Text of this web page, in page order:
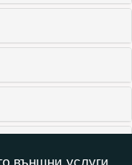
външни услуги